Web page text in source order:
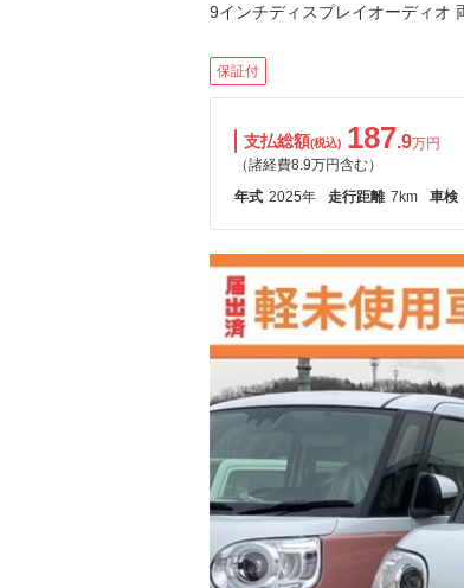
9インチディスプレイオーディオ
保証付
支払総額(税込) 187.9万円
（諸経費8.9万円含む）
年式 2025年 走行距離 7km 車検